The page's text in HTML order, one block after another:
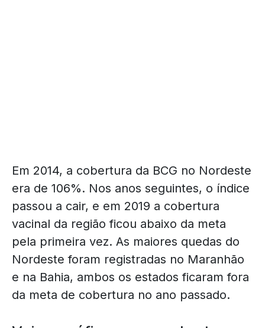
Em 2014, a cobertura da BCG no Nordeste
era de 106%. Nos anos seguintes, o índice
passou a cair, e em 2019 a cobertura
vacinal da região ficou abaixo da meta
pela primeira vez. As maiores quedas do
Nordeste foram registradas no Maranhão
e na Bahia, ambos os estados ficaram fora
da meta de cobertura no ano passado.